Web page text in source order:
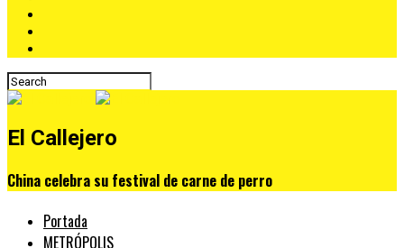
El Callejero
China celebra su festival de carne de perro
Portada
METRÓPOLIS